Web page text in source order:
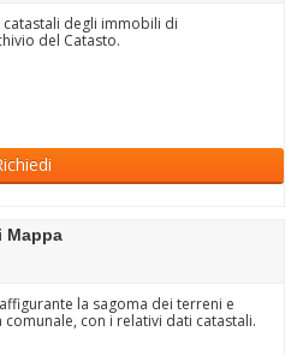
degli immobili di
del Catasto.
Mappa
la sagoma dei terreni e
con i relativi dati catastali.